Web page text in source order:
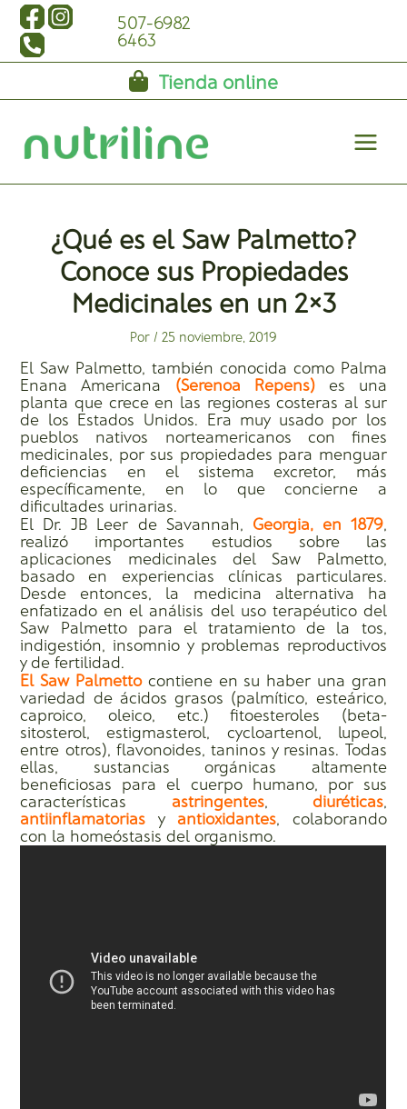
contenido
507-6982
6463
Tienda online
¿Qué es el Saw Palmetto?
Conoce sus Propiedades
Medicinales en un 2×3
Por / 25 noviembre, 2019
El Saw Palmetto, también conocida como Palma
Enana Americana (Serenoa Repens)
es una
planta que crece en las regiones costeras al sur
de los Estados Unidos. Era muy usado por los
pueblos nativos norteamericanos con fines
medicinales, por sus propiedades para menguar
deficiencias en el sistema excretor, más
específicamente, en lo que concierne a
dificultades urinarias.
El Dr. JB Leer de Savannah, Georgia, en 1879,
realizó importantes estudios sobre las
aplicaciones medicinales del Saw Palmetto,
basado en experiencias clínicas particulares.
Desde entonces, la medicina alternativa ha
enfatizado en el análisis del uso terapéutico del
Saw Palmetto para el tratamiento de la tos,
indigestión, insomnio y problemas reproductivos
y de fertilidad.
El Saw Palmettocontiene en su haber una gran
variedad de ácidos grasos (palmítico, esteárico,
caproico, oleico, etc.) fitoesteroles (beta-
sitosterol, estigmasterol, cycloartenol, lupeol,
entre otros), flavonoides, taninos y resinas. Todas
ellas, sustancias orgánicas altamente
beneficiosas para el cuerpo humano, por sus
características astringentes, diuréticas,
antiinflamatorias
y antioxidantes, colaborando
con la homeóstasis del organismo.